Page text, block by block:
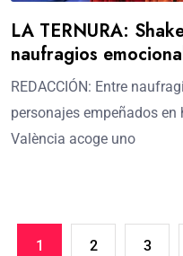
LA TERNURA:
naufragios
REDACCIÓN: Entre
personajes empeñados en
València acoge uno
1 2 3